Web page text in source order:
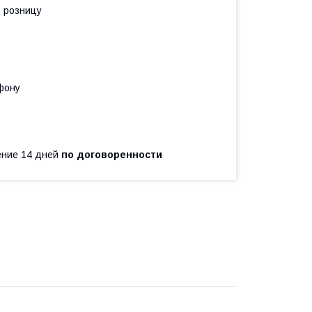
розницу
14 дней по договоренности